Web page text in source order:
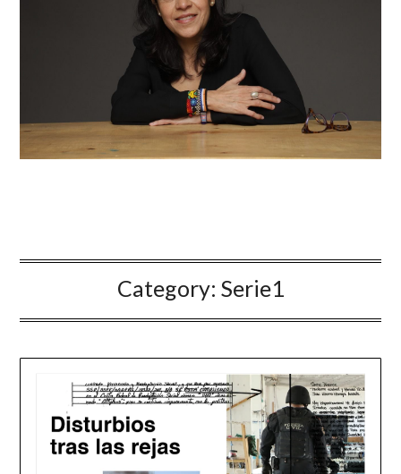
Category: Serie1